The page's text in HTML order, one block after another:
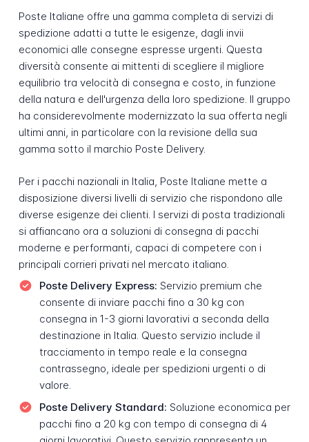
Poste Italiane offre una gamma completa di servizi di
spedizione adatti a tutte le esigenze, dagli invii
economici alle consegne espresse urgenti. Questa
diversità consente ai mittenti di scegliere il migliore
equilibrio tra velocità di consegna e costo, in funzione
della natura e dell'urgenza della loro spedizione. Il gruppo
ha considerevolmente modernizzato la sua offerta negli
ultimi anni, in particolare con la revisione della sua
gamma sotto il marchio Poste Delivery.
Per i pacchi nazionali in Italia, Poste Italiane mette a
disposizione diversi livelli di servizio che rispondono alle
diverse esigenze dei clienti. I servizi di posta tradizionali
si affiancano ora a soluzioni di consegna di pacchi
moderne e performanti, capaci di competere con i
principali corrieri privati nel mercato italiano.
Poste Delivery Express: Servizio premium che
consente di inviare pacchi fino a 30 kg con
consegna in 1-3 giorni lavorativi a seconda della
destinazione in Italia. Questo servizio include il
tracciamento in tempo reale e la consegna
contrassegno, ideale per spedizioni urgenti o di
valore.
Poste Delivery Standard: Soluzione economica per
pacchi fino a 20 kg con tempo di consegna di 4